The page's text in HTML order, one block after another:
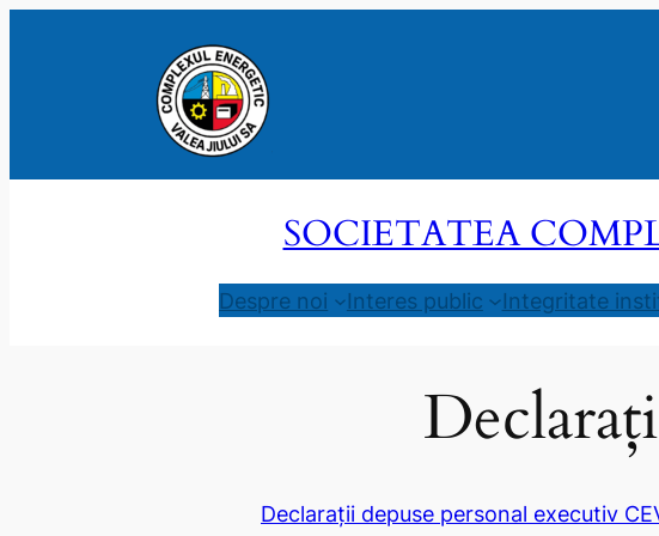
SOCIETATEA
Despre noi Interes public Integritate
Declarații depuse personal executiv